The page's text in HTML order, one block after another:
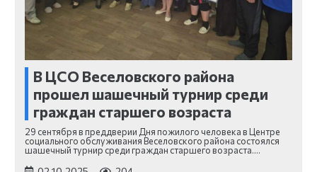
В ЦСО Веселовского района
прошел шашечный турнир среди
граждан старшего возраста
29 сентября в преддверии Дня пожилого человека в Центре
социального обслуживания Веселовского района состоялся
шашечный турнир среди граждан старшего возраста.…